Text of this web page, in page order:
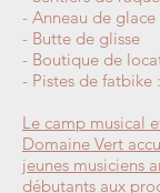
- Anneau de glace
- Butte de glisse
- Boutique de
- Pistes de fatbike
Le camp musical
Domaine Vert
jeunes musiciens
débutants aux